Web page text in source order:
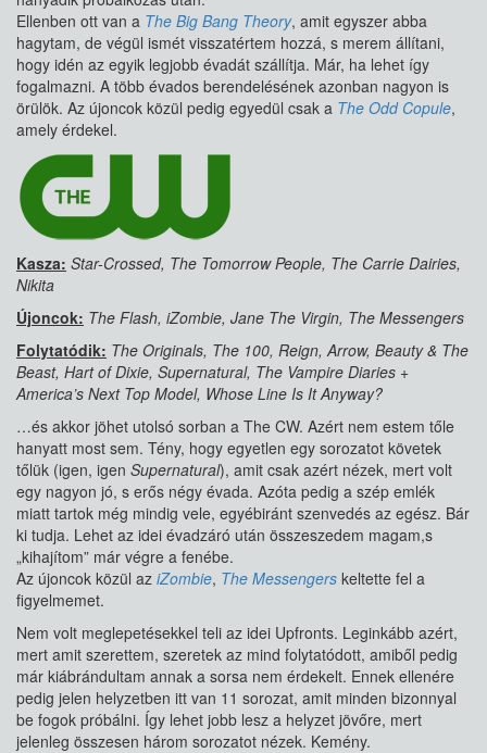
Ellenben ott van a The Big Bang Theory, amit egyszer abba
hagytam, de végül ismét visszatértem hozzá, s merem állítani,
hogy idén az egyik legjobb évadát szállítja. Már, ha lehet így
fogalmazni. A több évados berendelésének azonban nagyon is
örülök. Az újoncok közül pedig egyedül csak a The Odd Copule,
amely érdekel.
Kasza: Star-Crossed, The Tomorrow People, The Carrie Dairies,
Nikita
Újoncok: The Flash, iZombie, Jane The Virgin, The Messengers
Folytatódik: The Originals, The 100, Reign, Arrow, Beauty & The
Beast, Hart of Dixie, Supernatural, The Vampire Diaries +
America’s Next Top Model, Whose Line Is It Anyway?
…és akkor jöhet utolsó sorban a The CW. Azért nem estem tőle
hanyatt most sem. Tény, hogy egyetlen egy sorozatot követek
tőlük (igen, igen Supernatural), amit csak azért nézek, mert volt
egy nagyon jó, s erős négy évada. Azóta pedig a szép emlék
miatt tartok még mindig vele, egyébiránt szenvedés az egész. Bár
ki tudja. Lehet az idei évadzáró után összeszedem magam,s
„kihajítom” már végre a fenébe.
Az újoncok közül az iZombie, The Messengers keltette fel a
figyelmemet.
Nem volt meglepetésekkel teli az idei Upfronts. Leginkább azért,
mert amit szerettem, szeretek az mind folytatódott, amiből pedig
már kiábrándultam annak a sorsa nem érdekelt. Ennek ellenére
pedig jelen helyzetben itt van 11 sorozat, amit minden bizonnyal
be fogok próbálni. Így lehet jobb lesz a helyzet jövőre, mert
jelenleg összesen három sorozatot nézek. Kemény.